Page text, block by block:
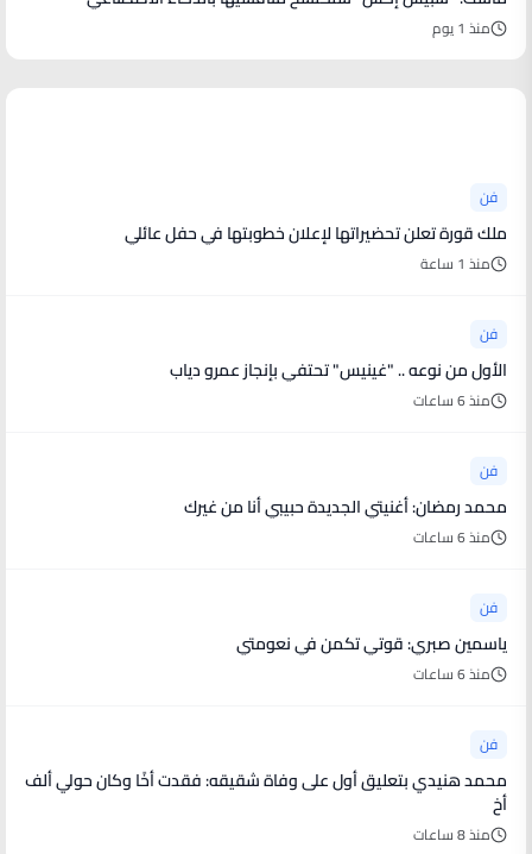
منذ 1 يوم
فن
ملك قورة تعلن تحضيراتها لإعلان خطوبتها في حفل عائلي
منذ 1 ساعة
فن
الأول من نوعه .. "غينيس" تحتفي بإنجاز عمرو دياب
منذ 6 ساعات
فن
محمد رمضان: أغنيتي الجديدة حبيبي أنا من غيرك
منذ 6 ساعات
فن
ياسمين صبري: قوتي تكمن في نعومتي
منذ 6 ساعات
فن
محمد هنيدي بتعليق أول على وفاة شقيقه: فقدت أخًا وكان حولي ألف
أخ
منذ 8 ساعات